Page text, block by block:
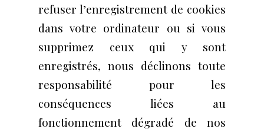
refuser l’enregistrement de cookies
dans votre ordinateur ou si vous
supprimez ceux qui y sont
enregistrés, nous déclinons toute
responsabilité pour les
conséquences liées au
fonctionnement dégradé de nos